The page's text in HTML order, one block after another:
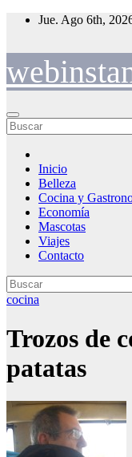
Saltar
Jue. Ago 6th,
Inicio
Belleza
Cocina y
Economía
Mascotas
Viajes
Contacto
cocina
Trozos de
patatas